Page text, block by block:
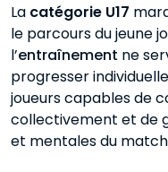
La catégorie U17
le parcours du jeune
l’entraînement ne
progresser
joueurs capables de
collectivement et de
et mentales du